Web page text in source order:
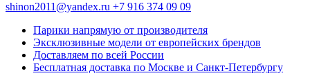
shinon2011@yandex.ru +7 916 374 09 09
Парики напрямую от производителя
Эксклюзивные модели от европейских брендов
Доставляем по всей России
Бесплатная доставка по Москве и Санкт-Петербургу